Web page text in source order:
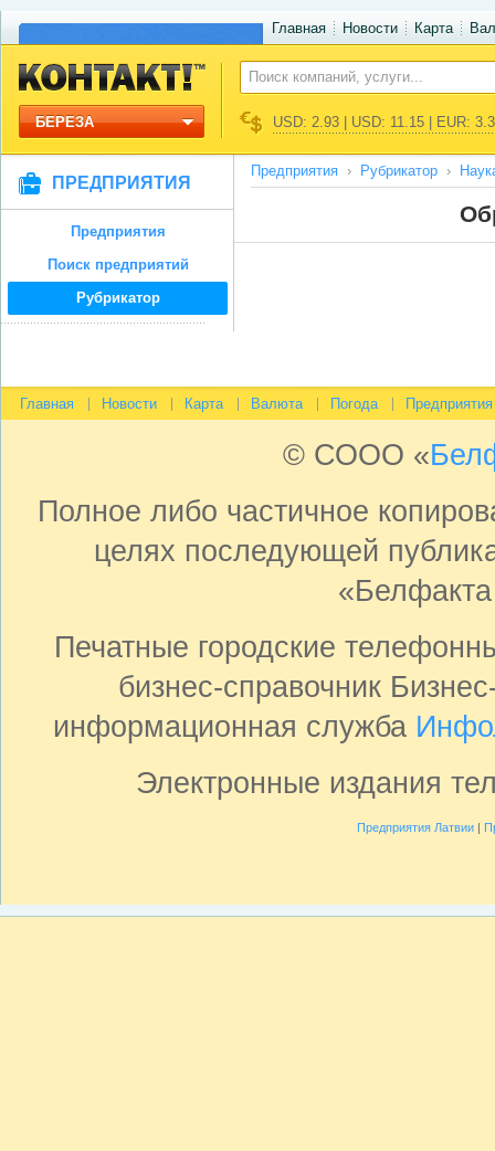
Главная Новости Карта
БЕРЕЗА USD: 2.93 | USD: 11.15 | EUR:
ПРЕДПРИЯТИЯ
Предприятия
Поиск предприятий
Рубрикатор
Предприятия Рубрикатор
Главная Новости Карта Валюта Погода Предприятия
© СООО «
Полное либо частичное
целях последующей
Печатные городские
бизнес-справочник
информационная служба
Электронные издания
Предприятия Латвии|